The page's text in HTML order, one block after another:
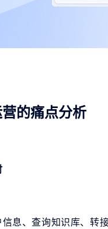
的痛点分析
息、查询知识库、转